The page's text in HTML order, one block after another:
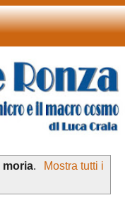
moria.
Mostra tutti i